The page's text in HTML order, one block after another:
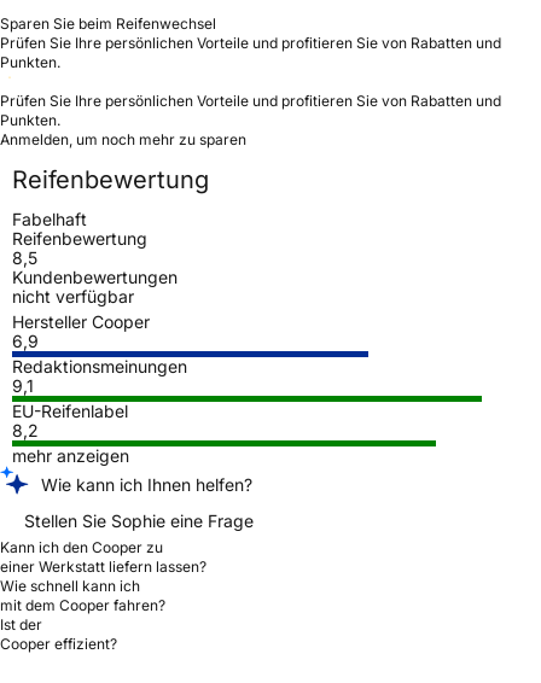
Sparen Sie beim Reifenwechsel
Prüfen Sie Ihre persönlichen Vorteile und profitieren Sie von Rabatten und
Punkten.
Prüfen Sie Ihre persönlichen Vorteile und profitieren Sie von Rabatten und
Punkten.
Anmelden, um noch mehr zu sparen
Reifenbewertung
Fabelhaft
Reifenbewertung
8,5
Kundenbewertungen
nicht verfügbar
Hersteller Cooper
6,9
Redaktionsmeinungen
9,1
EU-Reifenlabel
8,2
mehr anzeigen
Wie kann ich Ihnen helfen?
Stellen Sie Sophie eine Frage
Kann ich den Cooper zu
einer Werkstatt liefern lassen?
Wie schnell kann ich
mit dem Cooper fahren?
Ist der
Cooper effizient?